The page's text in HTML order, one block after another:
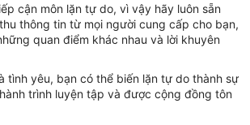
cận môn lặn tự do, vì vậy hãy luôn sẵn
thông tin từ mọi người cung cấp cho bạn,
quan điểm khác nhau và lời khuyên
tình yêu, bạn có thể biến lặn tự do thành sự
trình luyện tập và được cộng đồng tôn